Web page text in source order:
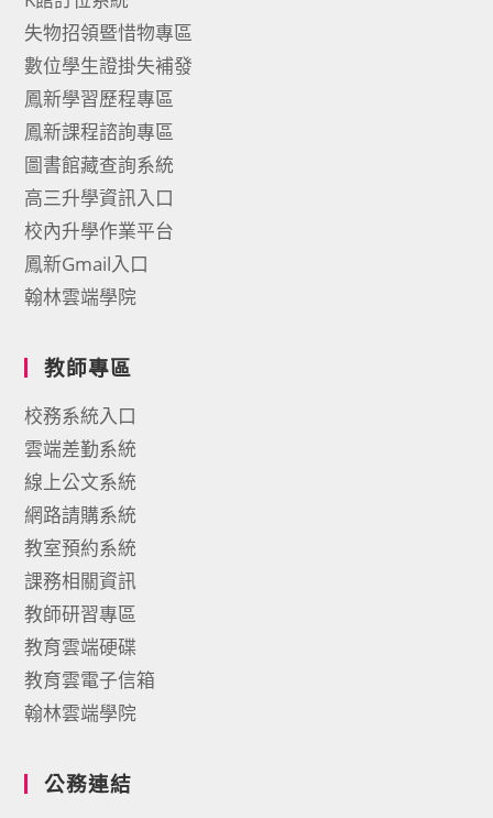
失物招領暨惜物專區
數位學生證掛失補發
鳳新學習歷程專區
鳳新課程諮詢專區
圖書館藏查詢系統
高三升學資訊入口
校內升學作業平台
鳳新Gmail入口
翰林雲端學院
教師專區
校務系統入口
雲端差勤系統
線上公文系統
網路請購系統
教室預約系統
課務相關資訊
教師研習專區
教育雲端硬碟
教育雲電子信箱
翰林雲端學院
公務連結